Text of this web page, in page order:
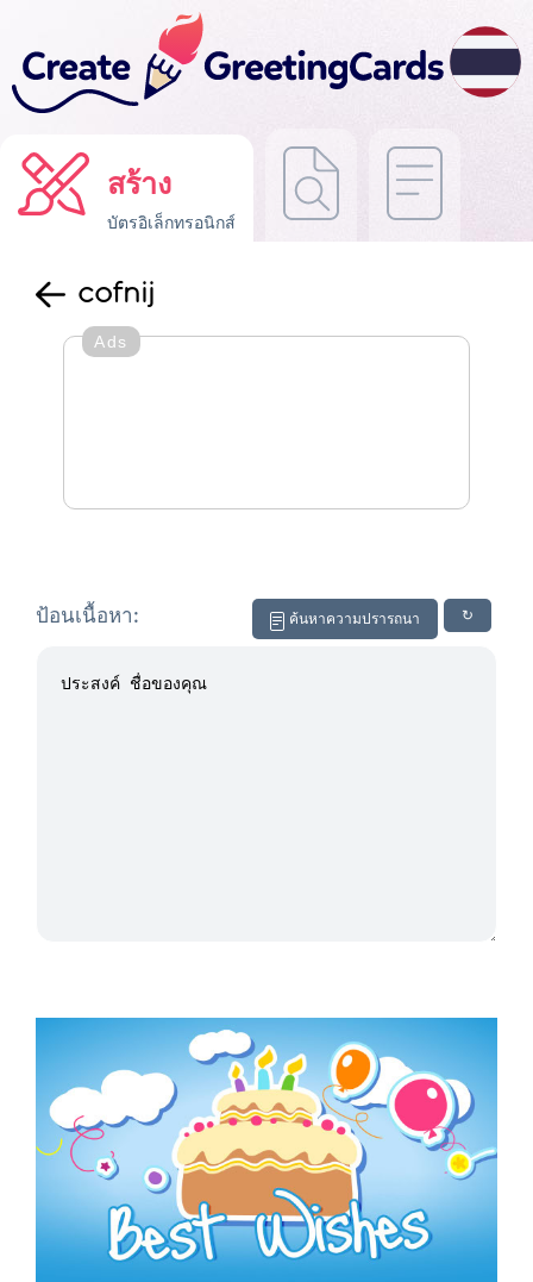
สร้าง
บัตรอิเล็กทรอนิกส์
cofnij
Ads
↻
ค้นหาความปรารถนา
ป้อนเนื้อหา: